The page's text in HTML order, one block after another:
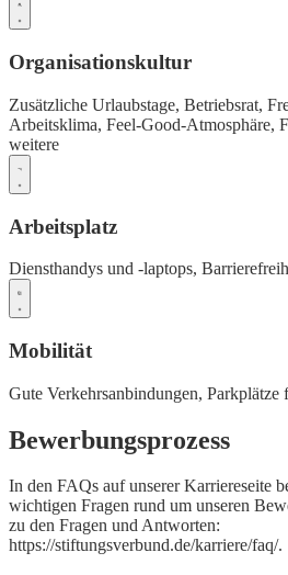
Organisationskultur
Zusätzliche Urlaubstage, Betriebsrat,
Arbeitsklima, Feel-Good-Atmosphäre,
weitere
Arbeitsplatz
Diensthandys und -laptops,
Mobilität
Gute Verkehrsanbindungen, Parkplätze
Bewerbungsprozess
In den FAQs auf unserer Karriereseite
wichtigen Fragen rund um unseren
zu den Fragen und Antworten:
https://stiftungsverbund.de/karriere/faq/.